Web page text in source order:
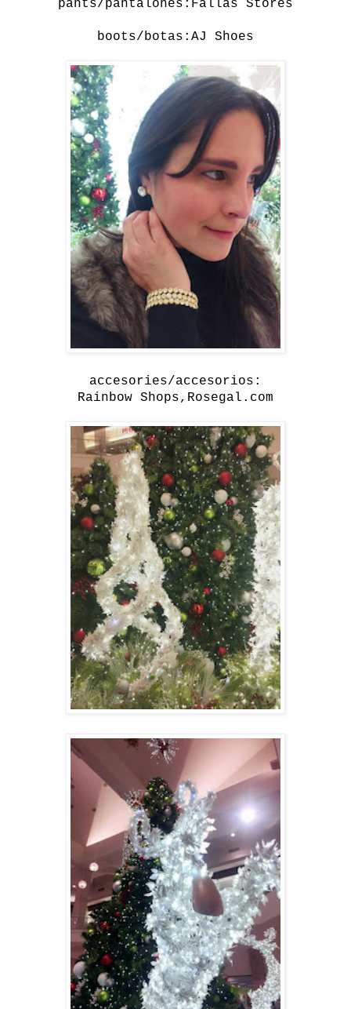
pants/pantalones:Fallas Stores
boots/botas:AJ Shoes
accesories/accesorios:
Rainbow Shops,Rosegal.com